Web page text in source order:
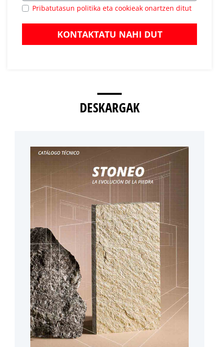
Pribatutasun politika eta cookieak onartzen ditut
KONTAKTATU NAHI DUT
DESKARGAK